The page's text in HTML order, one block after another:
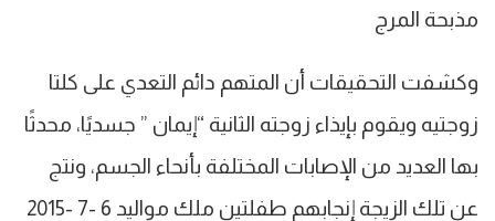
مذبحة المرج
وكشفت التحقيقات أن المتهم دائم التعدي على كلتا
زوجتيه ويقوم بإيذاء زوجته الثانية “إيمان ” جسديًا، محدثًا
بها العديد من الإصابات المختلفة بأنحاء الجسم، ونتج
عن تلك الزيجة إنجابهم طفلتين ملك مواليد 6 -7 -2015